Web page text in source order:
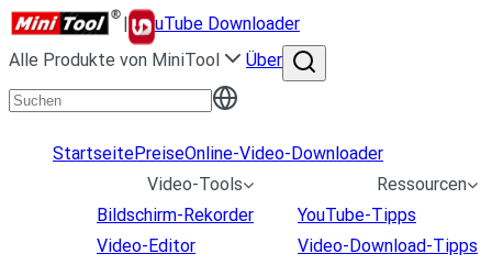
|
uTube Downloader
Alle Produkte von MiniTool
Über
StartseitePreiseOnline-Video-Downloader
Video-Tools
Bildschirm-Rekorder
Video-Editor
Ressourcen
YouTube-Tipps
Video-Download-Tipps